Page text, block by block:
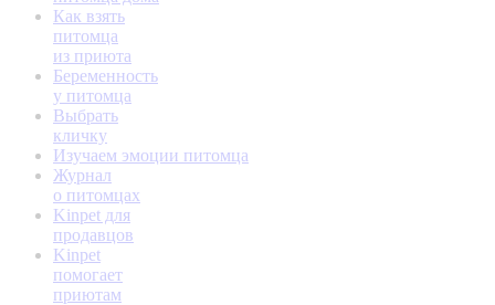
Как взять
питомца
из приюта
Беременность
у питомца
Выбрать
кличку
Изучаем эмоции питомца
Журнал
о питомцах
Kinpet для
продавцов
Kinpet
помогает
приютам